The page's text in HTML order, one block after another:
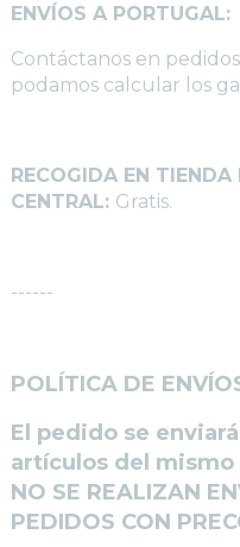
ENVÍOS A PORTUGAL:
Contáctanos en
podamos calcular los
RECOGIDA EN
CENTRAL: Gratis.
------
POLÍTICA DE
El pedido se
artículos del
NO SE REALIZAN
PEDIDOS CON